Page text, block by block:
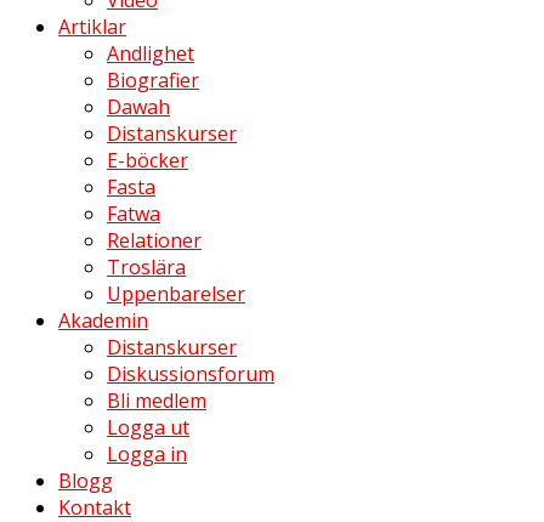
Artiklar
Andlighet
Biografier
Dawah
Distanskurser
E-böcker
Fasta
Fatwa
Relationer
Troslära
Uppenbarelser
Akademin
Distanskurser
Diskussionsforum
Bli medlem
Logga ut
Logga in
Blogg
Kontakt